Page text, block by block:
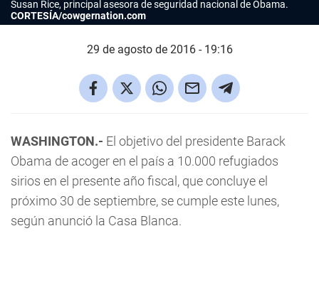
Susan Rice, principal asesora de seguridad nacional de Obama.
CORTESÍA/cowgernation.com
29 de agosto de 2016 - 19:16
WASHINGTON.- El objetivo del presidente Barack
Obama de acoger en el país a 10.000 refugiados
sirios en el presente año fiscal, que concluye el
próximo 30 de septiembre, se cumple este lunes,
según anunció la Casa Blanca.